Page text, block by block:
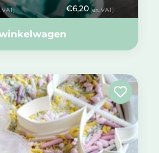
VAT) €6,20 (ex. VAT)